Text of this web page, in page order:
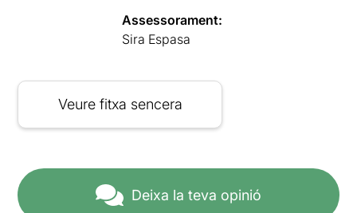
Assessorament:
Sira Espasa
Veure fitxa sencera
Deixa la teva opinió